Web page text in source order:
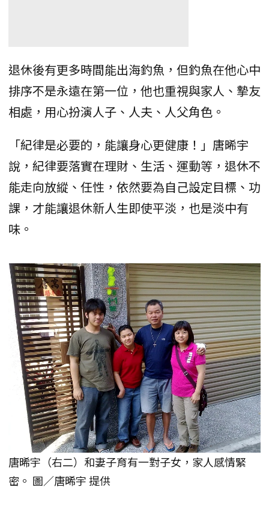
退休後有更多時間能出海釣魚，但釣魚在他心中
排序不是永遠在第一位，他也重視與家人、摯友
相處，用心扮演人子、人夫、人父角色。
「紀律是必要的，能讓身心更健康！」唐晞宇
說，紀律要落實在理財、生活、運動等，退休不
能走向放縱、任性，依然要為自己設定目標、功
課，才能讓退休新人生即使平淡，也是淡中有
味。
唐晞宇（右二）和妻子育有一對子女，家人感情緊
密。 圖／唐晞宇 提供